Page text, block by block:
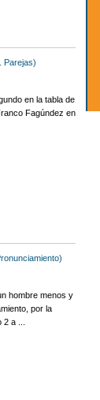
Parejas)
en la tabla de
Fagúndez en
hombre menos y
por la
a ...